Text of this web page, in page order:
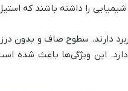
را داشته باشند که استیل
دارند. سطوح صاف و بدون
این ویژگی‌ها باعث شده